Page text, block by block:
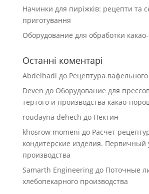
Начинки для пиріжків: рецепти та
приготування
Оборудование для обработки
Останні коментарі
Abdelhadi до Рецептура
Deven до Оборудование для
тертого и производства какао-
roudayna dehech до Пектин
khosrow momeni до Расчет
кондитерские изделия. Первичный
производства
Samarth Engineeringдо Поточные
хлебопекарного производства